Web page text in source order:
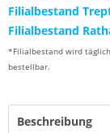
Filialbestand
Filialbestand
*Filialbestand wird
bestellbar.
Beschreibung